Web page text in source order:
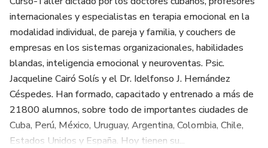
internacionales y especialistas en terapia emocional en la
modalidad individual, de pareja y familia, y couchers de
empresas en los sistemas organizacionales, habilidades
blandas, inteligencia emocional y neuroventas. Psic.
Jacqueline Cairó Solís y el Dr. Idelfonso J. Hernández
Céspedes. Han formado, capacitado y entrenado a más de
21800 alumnos, sobre todo de importantes ciudades de
Cuba, Perú, México, Uruguay, Argentina, Colombia, Chile,
Estados Unidos y España. Hoy tienen su...